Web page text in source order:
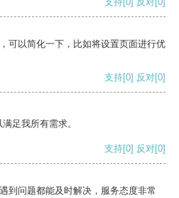
可以简化一下，比如将设置页面进行优
支持[0] 反对[0]
足我所有需求。
支持[0] 反对[0]
到问题都能及时解决，服务态度非常